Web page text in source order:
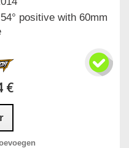
positive with 60mm
€